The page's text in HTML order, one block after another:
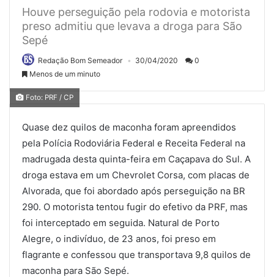
Houve perseguição pela rodovia e motorista
preso admitiu que levava a droga para São
Sepé
Redação Bom Semeador 30/04/2020
0
Menos de um minuto
Foto: PRF / CP
Quase dez quilos de maconha foram apreendidos
pela Polícia Rodoviária Federal e Receita Federal na
madrugada desta quinta-feira em Caçapava do Sul. A
droga estava em um Chevrolet Corsa, com placas de
Alvorada, que foi abordado após perseguição na BR
290. O motorista tentou fugir do efetivo da PRF, mas
foi interceptado em seguida. Natural de Porto
Alegre, o indivíduo, de 23 anos, foi preso em
flagrante e confessou que transportava 9,8 quilos de
maconha para São Sepé.